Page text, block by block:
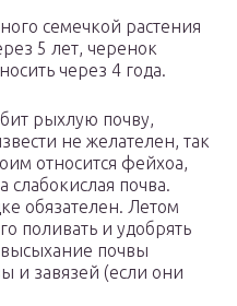
семечкой растения
5 лет, черенок
через 4 года.
рыхлую почву,
не желателен, так
относится фейхоа,
почва.
обязателен. Летом
поливать и удобрять
почвы
и завязей (если они